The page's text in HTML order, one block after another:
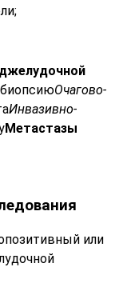
биопсиюОчагово-
Инвазивно-
Метастазы
или